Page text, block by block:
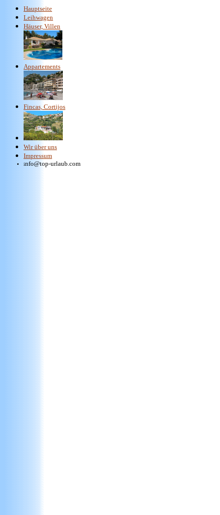
Hauptseite
Leihwagen
Häuser, Villen
Appartements
Fincas, Cortijos
Wir über uns
Impressum
info@top-urlaub.com